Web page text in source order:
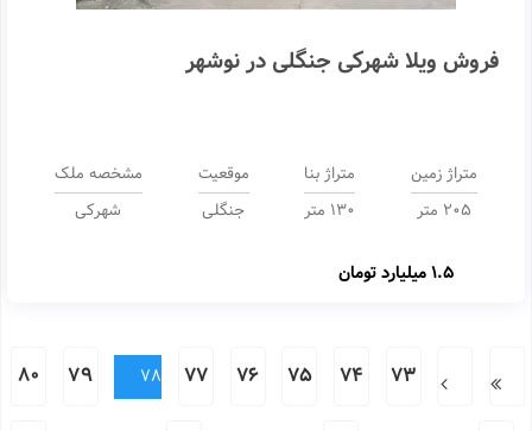
فروش ویلا شهرکی جنگلی در نوشهر
متراژ زمین
205 متر
متراژ بنا
130 متر
موقعیت
جنگلی
مشخصه ملک
شهرکی
1.5 میلیارد تومان
73
74
75
76
77
78
79
80